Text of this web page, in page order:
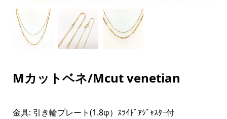
Mカットベネ/Mcut venetian
金具: 引き輪プレート(1.8φ）ｽﾗｲﾄﾞｱｼﾞｬｽﾀｰ付